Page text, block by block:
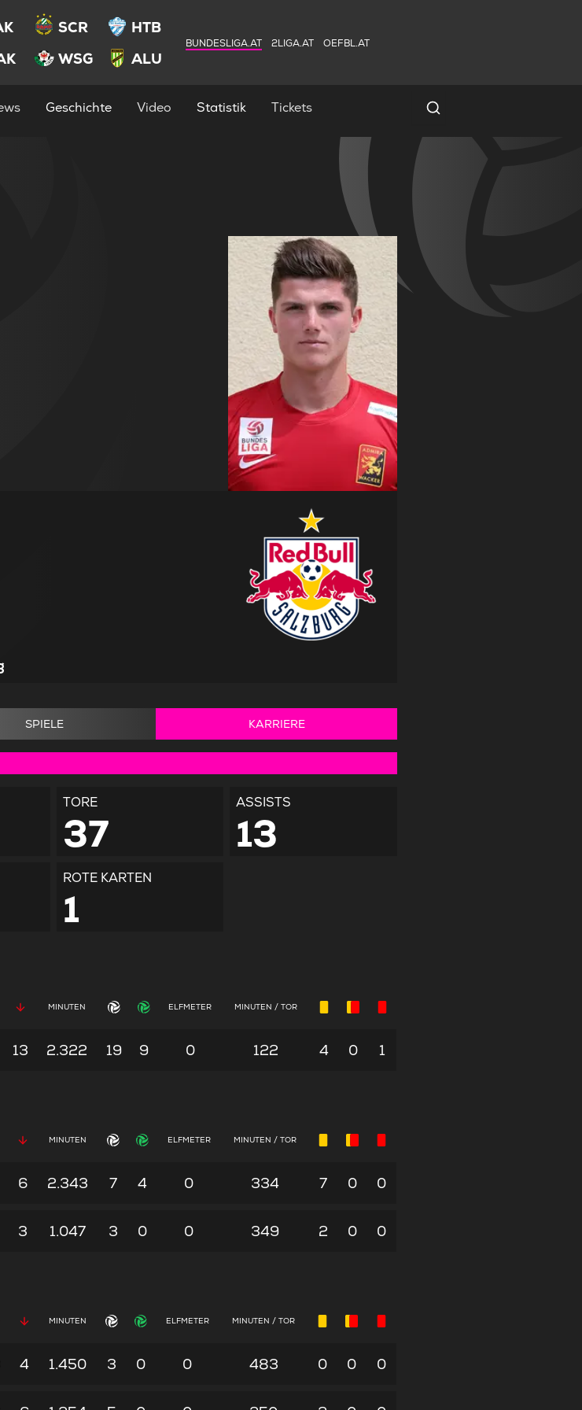
SCR
HTB
WSG ALU
BUNDESLIGA.AT 2LIGA.AT OEFBL.AT
Geschichte Video Statistik Tickets Spielersuche
SPIELE KARRIERE
TORE
37
ASSISTS
13
ROTE KARTEN
1
MINUTEN ELFMETER MINUTEN / TOR
13 2.322 19 9 0 122 4 0 1
MINUTEN ELFMETER MINUTEN / TOR
6 2.343 7 4 0 334 7 0 0
3 1.047 3 0 0 349 2 0 0
MINUTEN ELFMETER MINUTEN / TOR
4 1.450 3 0 0 483 0 0 0